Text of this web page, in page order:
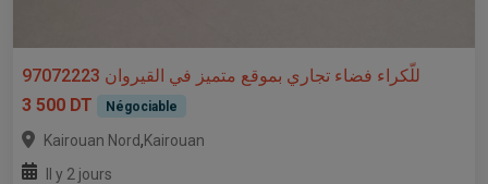
للّكراء فضاء تجاري بموقع متميز في القيروان 97072223
3 500 DT
Négociable
Kairouan Nord,Kairouan
Il y 2 jours